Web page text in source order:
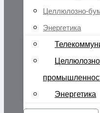
Целлюлозно-
Энергетика
Энергетика